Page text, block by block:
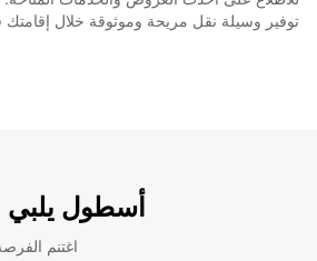
توفير وسيلة نقل مريحة وموثوقة خلال
أسطول يلبي
اغتنم